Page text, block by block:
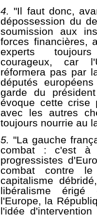
4. "Il faut donc,
dépossession du
soumission aux
forces financières,
experts
courageux, car
réformera pas par
députés
garde du
évoque cette crise
avec les autres
toujours nourrie au
5. "La gauche
combat : c'est à
progressistes
combat contre
capitalisme
libéralisme
l'Europe, la
l'idée